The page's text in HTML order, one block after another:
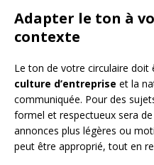
Adapter le ton à
contexte
Le ton de votre circulaire
culture d’entreprise et la
communiquée. Pour des
formel et respectueux sera
annonces plus légères ou
peut être approprié, tout en